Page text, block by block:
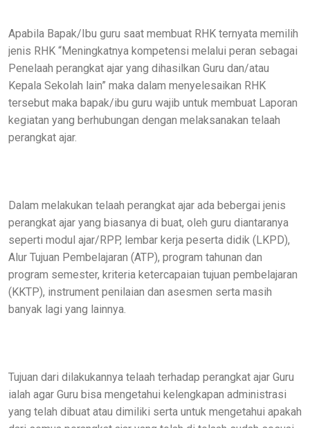
Apabila Bapak/Ibu guru saat membuat RHK ternyata memilih
jenis RHK “Meningkatnya kompetensi melalui peran sebagai
Penelaah perangkat ajar yang dihasilkan Guru dan/atau
Kepala Sekolah lain” maka dalam menyelesaikan RHK
tersebut maka bapak/ibu guru wajib untuk membuat Laporan
kegiatan yang berhubungan dengan melaksanakan telaah
perangkat ajar.
Dalam melakukan telaah perangkat ajar ada bebergai jenis
perangkat ajar yang biasanya di buat, oleh guru diantaranya
seperti modul ajar/RPP, lembar kerja peserta didik (LKPD),
Alur Tujuan Pembelajaran (ATP), program tahunan dan
program semester, kriteria ketercapaian tujuan pembelajaran
(KKTP), instrument penilaian dan asesmen serta masih
banyak lagi yang lainnya.
Tujuan dari dilakukannya telaah terhadap perangkat ajar Guru
ialah agar Guru bisa mengetahui kelengkapan administrasi
yang telah dibuat atau dimiliki serta untuk mengetahui apakah